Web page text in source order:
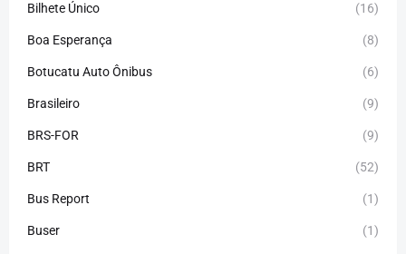
Bilhete Único (16)
Boa Esperança (8)
Botucatu Auto Ônibus (6)
Brasileiro (9)
BRS-FOR (9)
BRT (52)
Bus Report (1)
Buser (1)